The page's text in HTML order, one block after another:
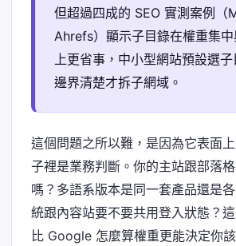
但超過四成的 SEO 實測案例（
Ahrefs）顯示子目錄在權重集
上更省事，中小型網站預設選
邊界清楚才拆子網域。
這個問題之所以難，是因為它表面
子裡是業務判斷。你的主站跟部落
嗎？多語系版本是同一套產品還是
統跟內容站要不要共用登入狀態？
比 Google 怎麼算權重更能決定你